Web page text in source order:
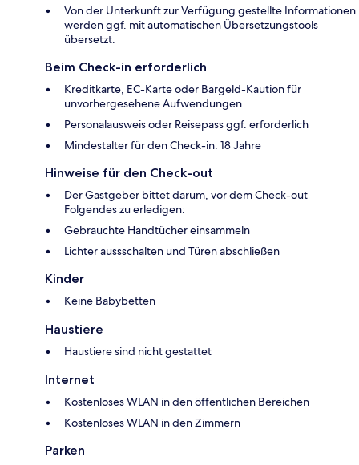
Von der Unterkunft zur Verfügung gestellte Informationen
werden ggf. mit automatischen Übersetzungstools
übersetzt.
Beim Check-in erforderlich
Kreditkarte, EC-Karte oder Bargeld-Kaution für
unvorhergesehene Aufwendungen
Personalausweis oder Reisepass ggf. erforderlich
Mindestalter für den Check-in: 18 Jahre
Hinweise für den Check-out
Der Gastgeber bittet darum, vor dem Check-out
Folgendes zu erledigen:
Gebrauchte Handtücher einsammeln
Lichter aussschalten und Türen abschließen
Kinder
Keine Babybetten
Haustiere
Haustiere sind nicht gestattet
Internet
Kostenloses WLAN in den öffentlichen Bereichen
Kostenloses WLAN in den Zimmern
Parken